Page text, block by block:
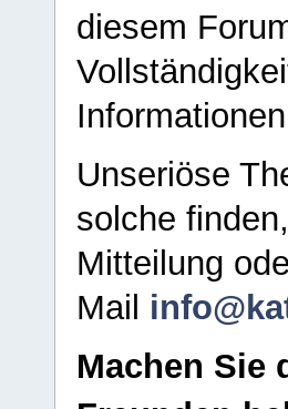
diesem
Unseriöse
solche
Mitteilung
Mail
Machen Sie